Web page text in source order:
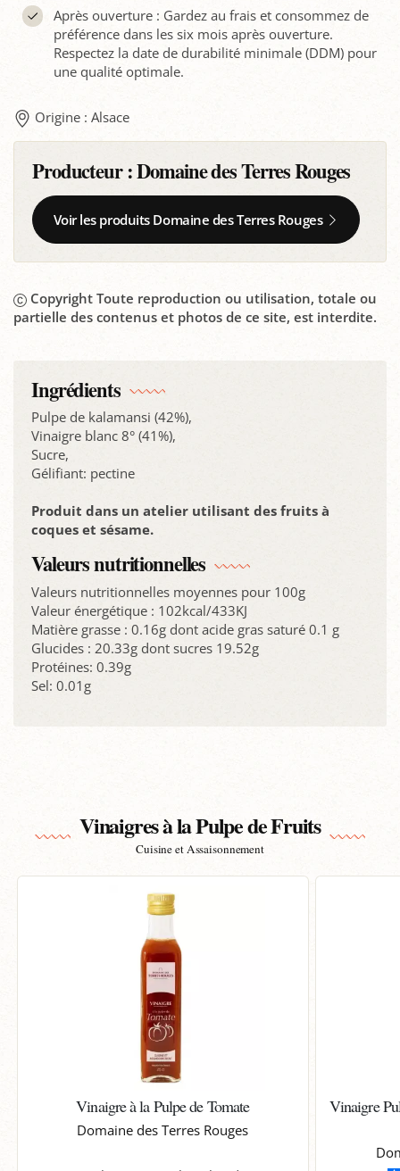
Après ouverture : Gardez au frais et consommez de
préférence dans les six mois après ouverture.
Respectez la date de durabilité minimale (DDM) pour
une qualité optimale.
Origine : Alsace
Producteur :Domaine des Terres Rouges
Voir les produits Domaine des Terres Rouges
Copyright Toute reproduction ou utilisation, totale ou
partielle des contenus et photos de ce site, est interdite.
Ingrédients
Pulpe de kalamansi (42%),
Vinaigre blanc 8° (41%),
Sucre,
Gélifiant: pectine
Produit dans un atelier utilisant des fruits à
coques et sésame.
Valeurs nutritionnelles
Valeurs nutritionnelles moyennes pour 100g
Valeur énergétique : 102kcal/433KJ
Matière grasse : 0.16g dont acide gras saturé 0.1 g
Glucides : 20.33g dont sucres 19.52g
Protéines: 0.39g
Sel: 0.01g
Vinaigres à la Pulpe de Fruits
Cuisine et Assaisonnement
Vinaigre à la Pulpe de Tomate
Domaine des Terres Rouges
Vinaigre